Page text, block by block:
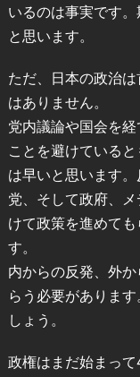
いるのは事実です
と思います。
ただ、日本の政治
はありません。
党内議論や国会を
ことを避けている
は早いと思います
党、そして政府、
けて政策を進めて
す。
内からの反発、外
らう必要がありま
しょう。
政権はまだ始まって